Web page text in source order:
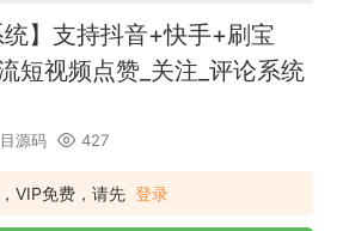
统】支持抖音+快手+刷宝
短视频点赞_关注_评论系统
源码 427
VIP免费，请先 登录